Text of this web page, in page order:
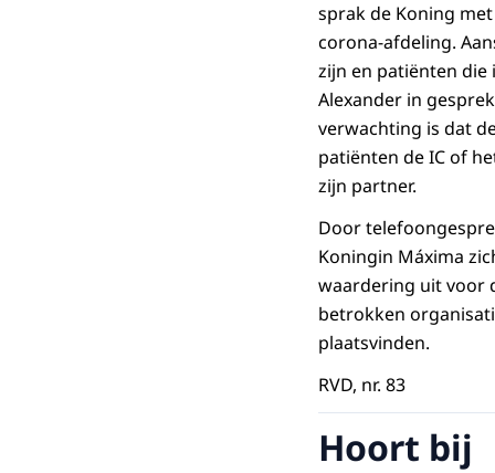
sprak de Koning
corona-afdeling.
zijn en patiënten die
Alexander in
verwachting is dat
patiënten de IC of
zijn partner.
Door
Koningin Máxima
waardering uit voor
betrokken
plaatsvinden.
RVD, nr. 83
Hoort bij